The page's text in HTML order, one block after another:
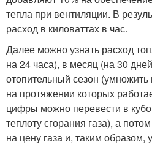
тепла при вентиляции. В
расход в киловаттах в час.
Далее можно узнать расход
на 24 часа), в месяц (на 30
отопительный сезон
на протяжении которых
цифры можно перевести в
теплоту сгорания газа), а
на цену газа и, таким образом,